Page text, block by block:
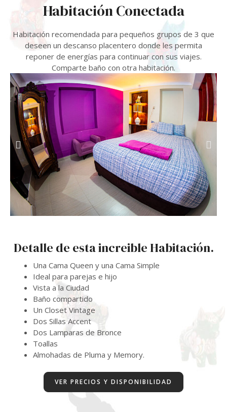
Habitación Conectada
Habitación recomendada para pequeños grupos de 3 que
deseen un descanso placentero donde les permita
reponer de energías para continuar con sus viajes.
Comparte baño con otra habitación.
Detalle de esta increible Habitación.
Una Cama Queen y una Cama Simple
Ideal para parejas e hijo
Vista a la Ciudad
Baño compartido
Un Closet Vintage
Dos Sillas Accent
Dos Lamparas de Bronce
Toallas
Almohadas de Pluma y Memory.
VER PRECIOS Y DISPONIBILIDAD